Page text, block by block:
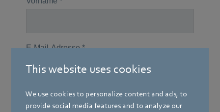
This website uses cookies
We use cookies to personalize content and ads, to
provide social media features and to analyze our